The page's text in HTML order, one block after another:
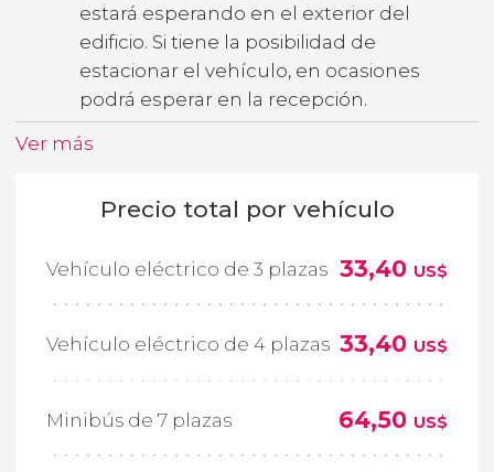
estará esperando en el exterior del
edificio. Si tiene la posibilidad de
estacionar el vehículo, en ocasiones
podrá esperar en la recepción.
Ver más
Precio total por vehículo
Vehículo eléctrico de 3 plazas 33,40 US$
Vehículo eléctrico de 4 plazas 33,40 US$
Minibús de 7 plazas 64,50 US$